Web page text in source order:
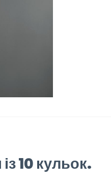
10 кульок.